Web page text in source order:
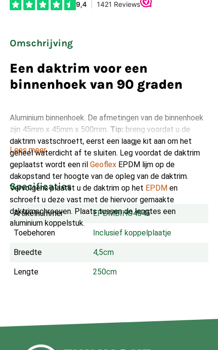
Omschrijving
Een daktrim voor een
binnenhoek van 90 graden
Aluminium binnenhoek. De afmetingen van de binnenhoek
zijn 45mm x 45mm x 500mm. Tip: breng voordat u de
daktrim vastschroeft, eerst een laagje kit aan om het
geheel waterdicht af te sluiten. Leg voordat de daktrim
geplaatst wordt een ril Geoflex EPDM lijm op de
dakopstand ter hoogte van de opleg van de daktrim.
Vervolgens plaatst u de daktrim op het EPDM en
schroeft u deze vast met de hiervoor gemaakte
daktrimschroeven. Plaats tussen de lengtes een
aluminium koppelstuk.
Lees meer
Specificaties
Artikelnummer EPDMBIHO4545
Toebehoren Inclusief koppelplaatje
Breedte 4,5cm
Lengte 250cm